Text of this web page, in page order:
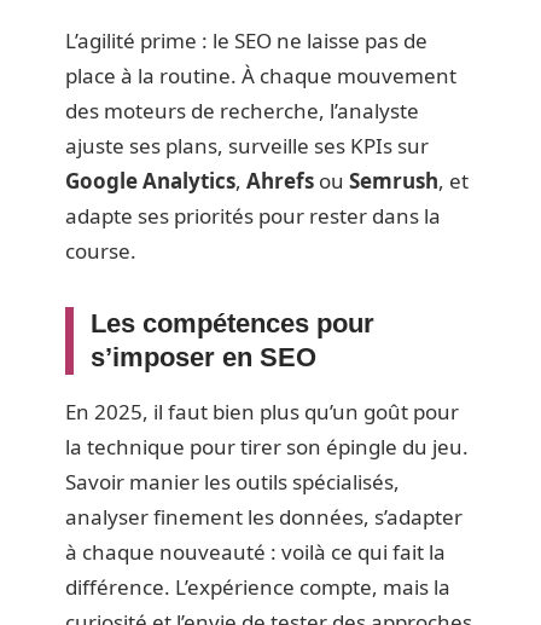
L’agilité prime : le SEO ne laisse pas de
place à la routine. À chaque mouvement
des moteurs de recherche, l’analyste
ajuste ses plans, surveille ses KPIs sur
Google Analytics, Ahrefs ou Semrush, et
adapte ses priorités pour rester dans la
course.
Les compétences pour
s’imposer en SEO
En 2025, il faut bien plus qu’un goût pour
la technique pour tirer son épingle du jeu.
Savoir manier les outils spécialisés,
analyser finement les données, s’adapter
à chaque nouveauté : voilà ce qui fait la
différence. L’expérience compte, mais la